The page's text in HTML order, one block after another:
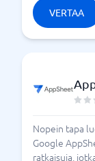
VERTAA
Nopein tapa
Google
ratkaisuja,